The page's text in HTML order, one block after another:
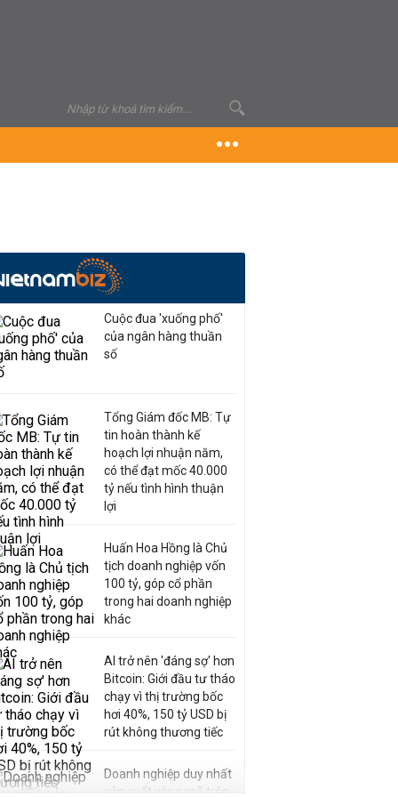
Cuộc đua 'xuống phố'
của ngân hàng thuần
số
Tổng Giám đốc MB: Tự
tin hoàn thành kế
hoạch lợi nhuận năm,
có thể đạt mốc 40.000
tỷ nếu tình hình thuận
lợi
Huấn Hoa Hồng là Chủ
tịch doanh nghiệp vốn
100 tỷ, góp cổ phần
trong hai doanh nghiệp
khác
AI trở nên 'đáng sợ' hơn
Bitcoin: Giới đầu tư tháo
chạy vì thị trường bốc
hơi 40%, 150 tỷ USD bị
rút không thương tiếc
Doanh nghiệp duy nhất
sản xuất vàng mã trên